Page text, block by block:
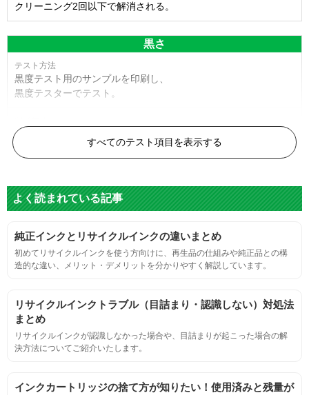
クリーニング2回以下で解消される。
黒さ
黒度テスト用のサンプルを印刷し、
黒度テスターでテスト。
黒度の技術基準に適合する。
標準カラーサンプルを印刷する。
鮮やか、リアル、彩度、シャープなど、
標準カラ―サンプルと比べて大きな違いがないこと。
におい
サンプルシートを印刷し、直接においを嗅ぐ。
すべてのテスト項目を表示する
よく読まれている記事
純正インクとリサイクルインクの違いまとめ
初めてリサイクルインクを使う方向けに、再生品の仕組みや純正品との構
造的な違い、メリット・デメリットを分かりやすく解説しています。
リサイクルインクトラブル（目詰まり・認識しない）対処法
まとめ
リサイクルインクが認識しなかった場合や、目詰まりが起こった場合の解
決方法についてご紹介いたします。
インクカートリッジの捨て方が知りたい！使用済みと残量が